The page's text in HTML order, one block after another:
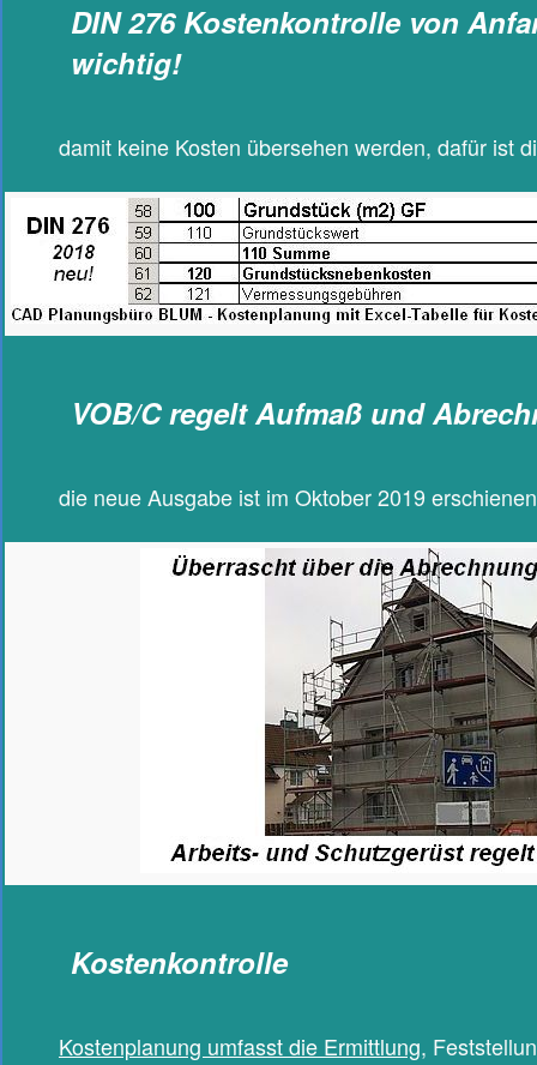
DIN 276 Kostenkontrolle von
wichtig!
damit keine Kosten übersehen werden, dafür ist
VOB/C regelt Aufmaß und
die neue Ausgabe ist im Oktober 2019
Kostenkontrolle
Kostenplanung umfasst die Ermittlung,